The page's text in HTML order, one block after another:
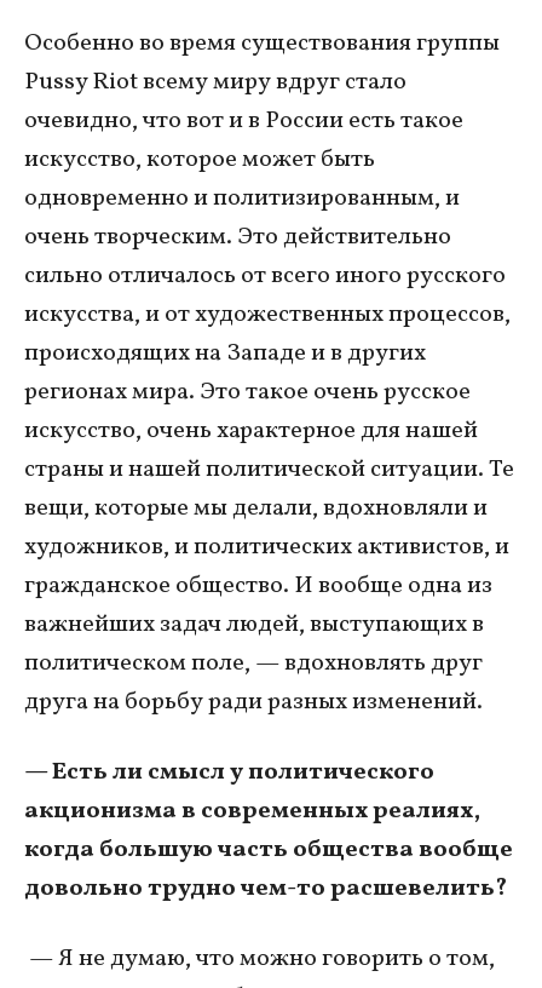
Особенно во время существования группы
Pussy Riot всему миру вдруг стало
очевидно, что вот и в России есть такое
искусство, которое может быть
одновременно и политизированным, и
очень творческим. Это действительно
сильно отличалось от всего иного русского
искусства, и от художественных процессов,
происходящих на Западе и в других
регионах мира. Это такое очень русское
искусство, очень характерное для нашей
страны и нашей политической ситуации. Те
вещи, которые мы делали, вдохновляли и
художников, и политических активистов, и
гражданское общество. И вообще одна из
важнейших задач людей, выступающих в
политическом поле, — вдохновлять друг
друга на борьбу ради разных изменений.
— Есть ли смысл у политического
акционизма в современных реалиях,
когда большую часть общества вообще
довольно трудно чем-то расшевелить?
— Я не думаю, что можно говорить о том,